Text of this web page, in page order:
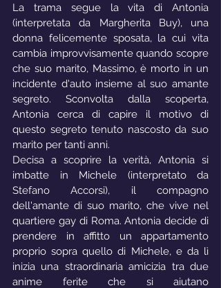
La trama segue la vita di Antonia
(interpretata da Margherita Buy), una
donna felicemente sposata, la cui vita
cambia improvvisamente quando scopre
che suo marito, Massimo, è morto in un
incidente d'auto insieme al suo amante
segreto. Sconvolta dalla scoperta,
Antonia cerca di capire il motivo di
questo segreto tenuto nascosto da suo
marito per tanti anni.
Decisa a scoprire la verità, Antonia si
imbatte in Michele (interpretato da
Stefano Accorsi), il compagno
dell'amante di suo marito, che vive nel
quartiere gay di Roma. Antonia decide di
prendere in affitto un appartamento
proprio sopra quello di Michele, e da lì
inizia una straordinaria amicizia tra due
anime ferite che si aiutano